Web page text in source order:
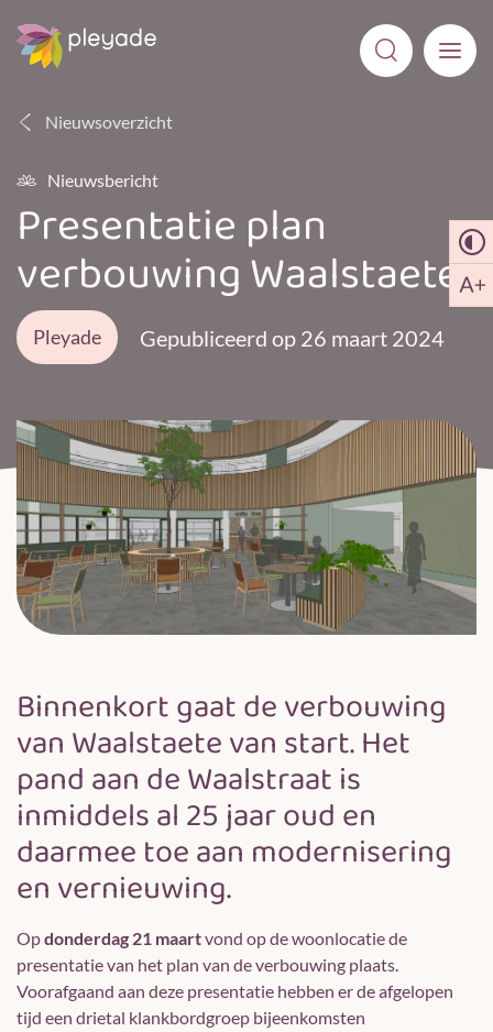
Nieuwsoverzicht
Nieuwsbericht
Presentatie plan
verbouwing Waalstaete
Pleyade Gepubliceerd op 26 maart 2024
Binnenkort gaat de verbouwing
van Waalstaete van start. Het
pand aan de Waalstraat is
inmiddels al 25 jaar oud en
daarmee toe aan modernisering
en vernieuwing.
Opdonderdag 21 maartvond op de woonlocatie de
presentatie van het plan van de verbouwing plaats.
Voorafgaand aan deze presentatie hebben er de afgelopen
tijd een drietal klankbordgroep bijeenkomsten